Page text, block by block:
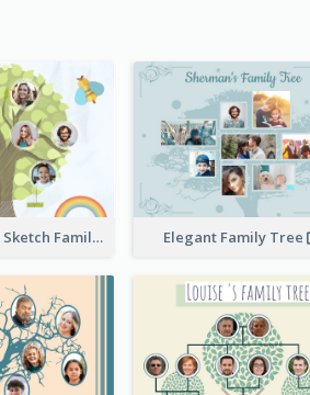
Cute Children Sketch Family Tree Elegant Family Tree